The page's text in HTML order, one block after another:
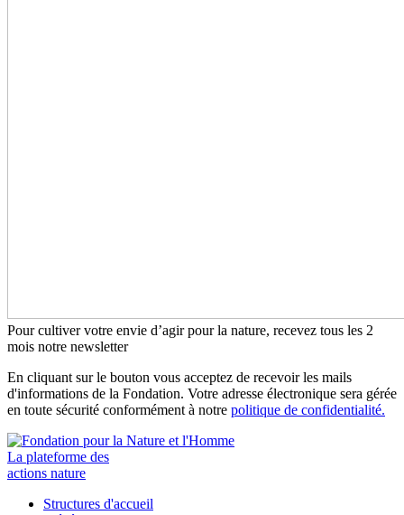
Pour cultiver votre envie d’agir pour la nature, recevez tous les 2
mois notre newsletter
En cliquant sur le bouton vous acceptez de recevoir les mails
d'informations de la Fondation. Votre adresse électronique sera gérée
en toute sécurité conformément à notre politique de confidentialité.
La plateforme des
actions nature
Structures d'accueil